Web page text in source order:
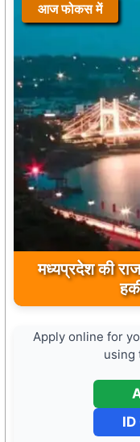
आज फोकस में
मध्यप्रदेश की
Apply online for
using